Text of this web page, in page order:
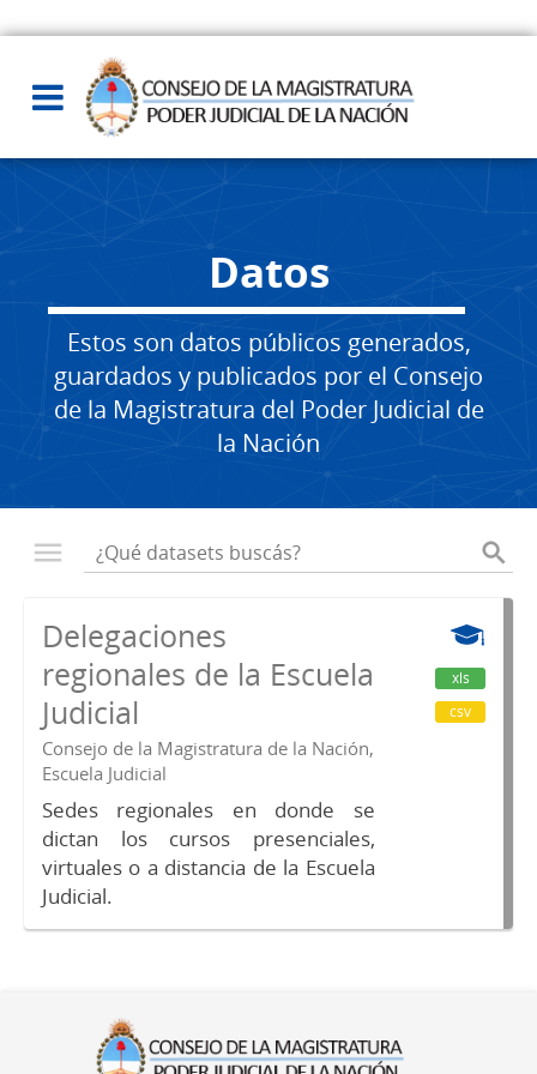
Datos
Estos son datos públicos generados,
guardados y publicados por el Consejo
de la Magistratura del Poder Judicial de
la Nación
Delegaciones
regionales de la Escuela
Judicial
Consejo de la Magistratura de la Nación,
Escuela Judicial
Sedes regionales en donde se
dictan los cursos presenciales,
virtuales o a distancia de la Escuela
Judicial.
xls
csv